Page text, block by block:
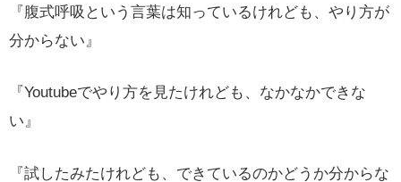
『腹式呼吸という言葉は知っているけれども、やり方が
分からない』
『Youtubeでやり方を見たけれども、なかなかできな
い』
『試したみたけれども、できているのかどうか分からな